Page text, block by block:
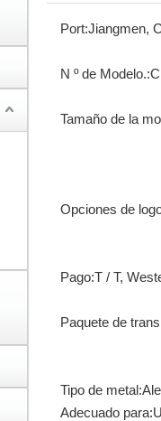
Port:Jiangmen,
N º de Modelo.:
Tamaño de la
Opciones de
Pago:T / T,
Paquete de
Tipo de metal:
Adecuado para: